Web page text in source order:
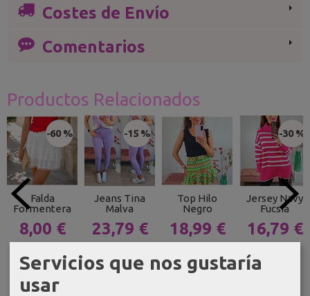
Costes de Envío
Comentarios
Productos Relacionados
-60 %
Falda
Formentera
8,00 €
19,99 €
-15 %
Jeans Tina
Malva
23,79 €
27,99 €
Top Hilo
Negro
18,99 €
-30 %
Jersey Navy
Fucsia
16,79 €
23,99 €
Servicios que nos gustaría
usar